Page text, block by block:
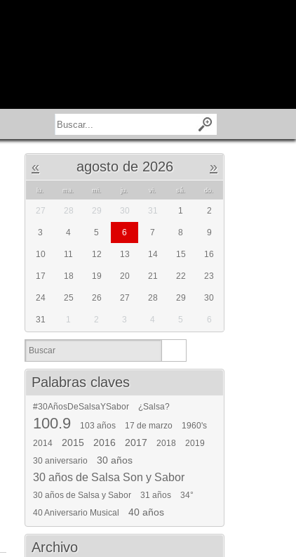
« agosto de 2026 »
lu. ma. mi. ju. vi. sá. do.
27 28 29 30 31 1 2
3 4 5 6 7 8 9
10 11 12 13 14 15 16
17 18 19 20 21 22 23
24 25 26 27 28 29 30
31 1 2 3 4 5 6
Palabras claves
#30AñosDeSalsaYSabor ¿Salsa?
100.9 103 años 17 de marzo
1960's
2014
2015 2016 2017 2018
2019
30 aniversario
30 años
30 años de Salsa Son y Sabor
30 años de Salsa y Sabor 31 años
34°
40 Aniversario Musical
40 años
Archivo